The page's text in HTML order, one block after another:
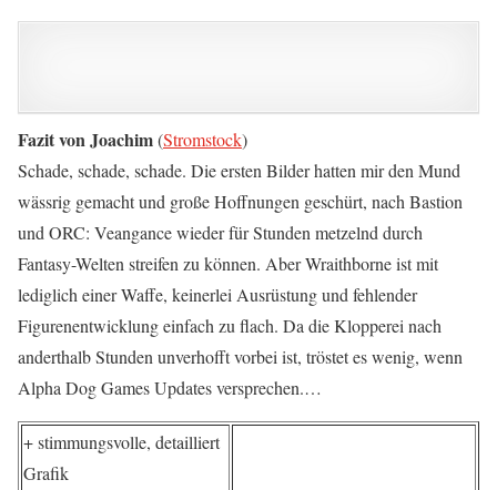
Fazit von Joachim(Stromstock)
Schade, schade, schade. Die ersten Bilder hatten mir den Mund
wässrig gemacht und große Hoffnungen geschürt, nach Bastion
und ORC: Veangance wieder für Stunden metzelnd durch
Fantasy-Welten streifen zu können. Aber Wraithborne ist mit
lediglich einer Waffe, keinerlei Ausrüstung und fehlender
Figurenentwicklung einfach zu flach. Da die Klopperei nach
anderthalb Stunden unverhofft vorbei ist, tröstet es wenig, wenn
Alpha Dog Games Updates versprechen.…
+ stimmungsvolle, detailliert
Grafik